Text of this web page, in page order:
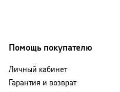
Помощь покупателю
Личный кабинет
Гарантия и возврат